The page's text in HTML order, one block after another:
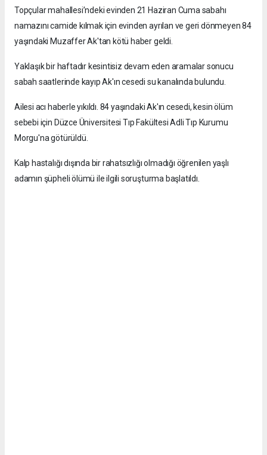
Topçular mahallesi’ndeki evinden 21 Haziran Cuma sabahı
namazını camide kılmak için evinden ayrılan ve geri dönmeyen 84
yaşındaki Muzaffer Ak'tan kötü haber geldi.
Yaklaşık bir haftadır kesintisiz devam eden aramalar sonucu
sabah saatlerinde kayıp Ak'ın cesedi su kanalında bulundu.
Ailesi acı haberle yıkıldı. 84 yaşındaki Ak'ın cesedi, kesin ölüm
sebebi için Düzce Üniversitesi Tıp Fakültesi Adli Tıp Kurumu
Morgu'na götürüldü.
Kalp hastalığı dışında bir rahatsızlığı olmadığı öğrenilen yaşlı
adamın şüpheli ölümü ile ilgili soruşturma başlatıldı.